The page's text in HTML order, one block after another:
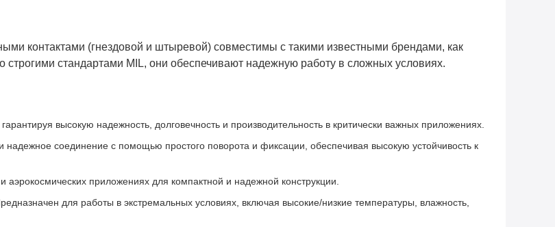
контактами (гнездовой и штыревой) совместимы с такими известными брендами, как
строгими стандартами MIL, они обеспечивают надежную работу в сложных условиях.
высокую надежность, долговечность и производительность в критически важных приложениях.
надежное соединение с помощью простого поворота и фиксации, обеспечивая высокую устойчивость к
аэрокосмических приложениях для компактной и надежной конструкции.
для работы в экстремальных условиях, включая высокие/низкие температуры, влажность,